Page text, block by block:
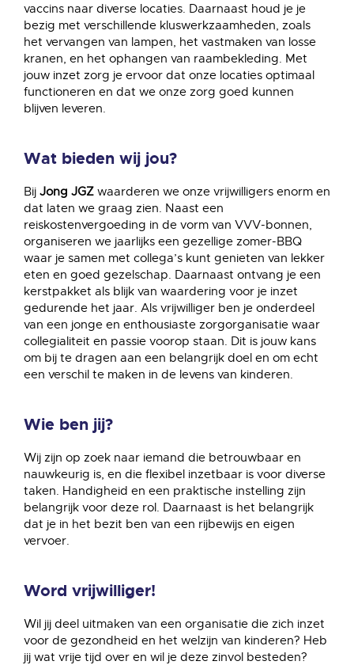
vaccins naar diverse locaties. Daarnaast houd je je
bezig met verschillende kluswerkzaamheden, zoals
het vervangen van lampen, het vastmaken van losse
kranen, en het ophangen van raambekleding. Met
jouw inzet zorg je ervoor dat onze locaties optimaal
functioneren en dat we onze zorg goed kunnen
blijven leveren.
Wat bieden wij jou?
Bij Jong JGZ waarderen we onze vrijwilligers enorm en
dat laten we graag zien. Naast een
reiskostenvergoeding in de vorm van VVV-bonnen,
organiseren we jaarlijks een gezellige zomer-BBQ
waar je samen met collega’s kunt genieten van lekker
eten en goed gezelschap. Daarnaast ontvang je een
kerstpakket als blijk van waardering voor je inzet
gedurende het jaar. Als vrijwilliger ben je onderdeel
van een jonge en enthousiaste zorgorganisatie waar
collegialiteit en passie voorop staan. Dit is jouw kans
om bij te dragen aan een belangrijk doel en om echt
een verschil te maken in de levens van kinderen.
Wie ben jij?
Wij zijn op zoek naar iemand die betrouwbaar en
nauwkeurig is, en die flexibel inzetbaar is voor diverse
taken. Handigheid en een praktische instelling zijn
belangrijk voor deze rol. Daarnaast is het belangrijk
dat je in het bezit ben van een rijbewijs en eigen
vervoer.
Word vrijwilliger!
Wil jij deel uitmaken van een organisatie die zich inzet
voor de gezondheid en het welzijn van kinderen? Heb
jij wat vrije tijd over en wil je deze zinvol besteden?